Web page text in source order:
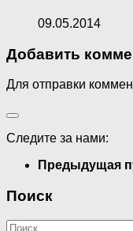
09.05.2014
Добавить
Для отправки
Следите за нами:
Предыдущая
Поиск
Найти: